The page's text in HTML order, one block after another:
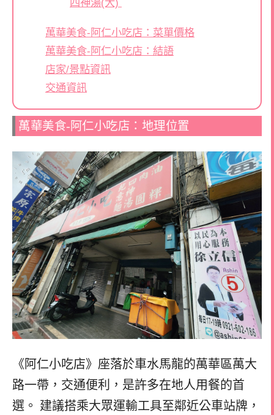
四神湯(大)
萬華美食-阿仁小吃店：菜單價格
萬華美食-阿仁小吃店：結語
店家/景點資訊
交通資訊
萬華美食-阿仁小吃店：地理位置
《阿仁小吃店》座落於車水馬龍的萬華區萬大
路一帶，交通便利，是許多在地人用餐的首
選。 建議搭乘大眾運輸工具至鄰近公車站牌，